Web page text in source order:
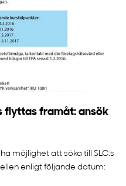
flyttas framåt: ansök
möjlighet att söka till SLC:s
enligt följande datum: